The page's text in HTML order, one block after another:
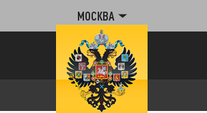
МОСКВА